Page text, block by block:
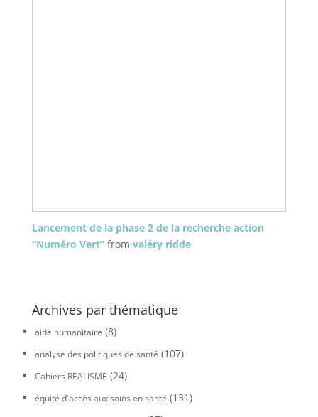
Lancement de la phase 2 de la recherche action
“Numéro Vert” from valéry ridde
Archives par thématique
aide humanitaire (8)
analyse des politiques de santé (107)
Cahiers REALISME (24)
équité d'accès aux soins en santé (131)